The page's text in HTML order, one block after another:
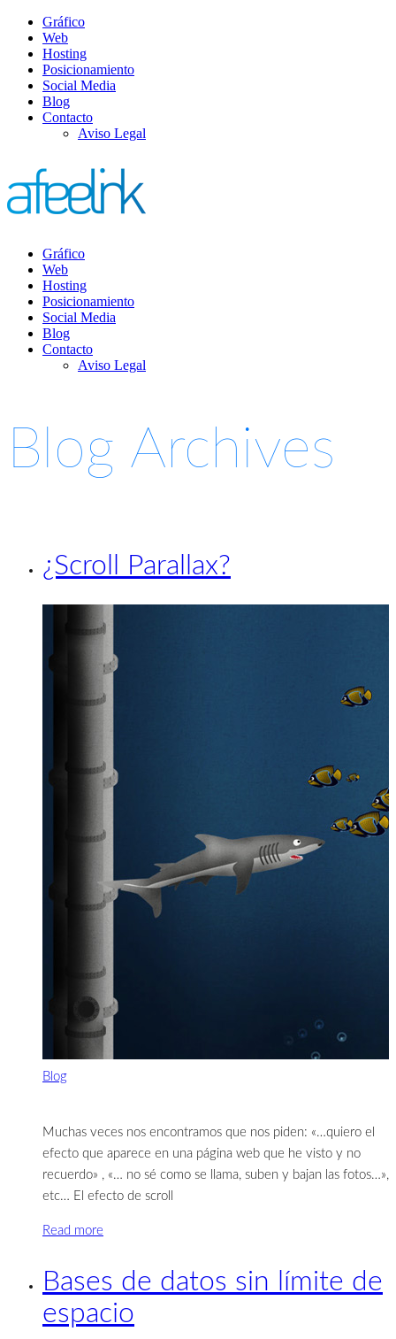
Gráfico
Web
Hosting
Posicionamiento
Social Media
Blog
Contacto
Aviso Legal
Gráfico
Web
Hosting
Posicionamiento
Social Media
Blog
Contacto
Aviso Legal
Blog Archives
¿Scroll Parallax?
Blog
Muchas veces nos encontramos que nos piden: «…quiero el
efecto que aparece en una página web que he visto y no
recuerdo» , «… no sé como se llama, suben y bajan las fotos…»,
etc… El efecto de scroll
Read more
Bases de datos sin límite de
espacio